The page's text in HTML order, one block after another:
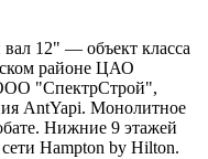
12" — объект класса
районе ЦАО
"СпектрСтрой",
AntYapi. Монолитное
Нижние 9 этажей
Hampton by Hilton.